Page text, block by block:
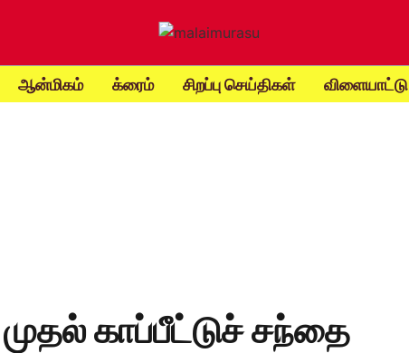
ஆன்மிகம் க்ரைம் சிறப்பு செய்திகள் விளையாட்டு
காப்பீட்டுச் சந்தை